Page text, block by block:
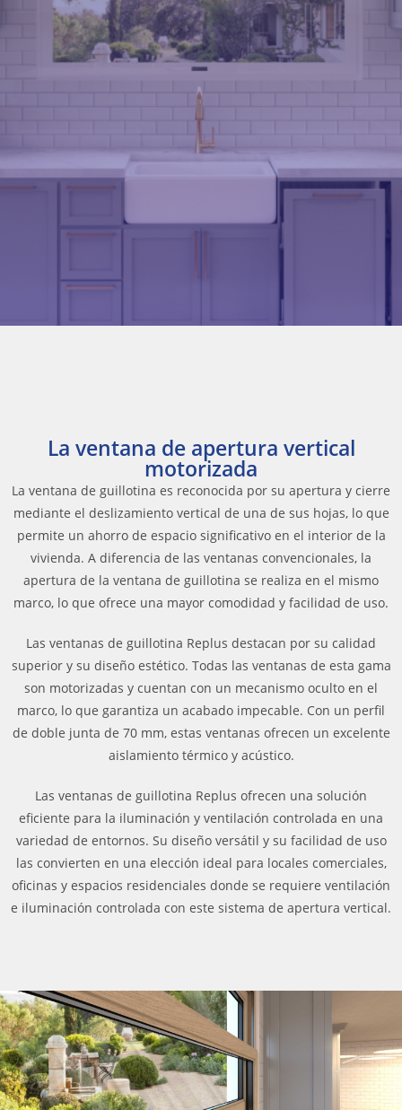
La ventana de apertura vertical
motorizada
La ventana de guillotina es reconocida por su apertura y cierre
mediante el deslizamiento vertical de una de sus hojas, lo que
permite un ahorro de espacio significativo en el interior de la
vivienda. A diferencia de las ventanas convencionales, la
apertura de la ventana de guillotina se realiza en el mismo
marco, lo que ofrece una mayor comodidad y facilidad de uso.
Las ventanas de guillotina Replus destacan por su calidad
superior y su diseño estético. Todas las ventanas de esta gama
son motorizadas y cuentan con un mecanismo oculto en el
marco, lo que garantiza un acabado impecable. Con un perfil
de doble junta de 70 mm, estas ventanas ofrecen un excelente
aislamiento térmico y acústico.
Las ventanas de guillotina Replus ofrecen una solución
eficiente para la iluminación y ventilación controlada en una
variedad de entornos. Su diseño versátil y su facilidad de uso
las convierten en una elección ideal para locales comerciales,
oficinas y espacios residenciales donde se requiere ventilación
e iluminación controlada con este sistema de apertura vertical.